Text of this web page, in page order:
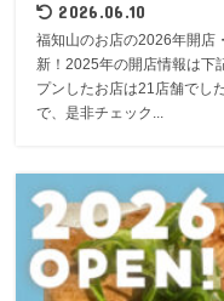
2026.06.10
福知山のお店の2026年開店
新！2025年の開店情報は下
プンしたお店は21店舗でし
で、是非チェック...